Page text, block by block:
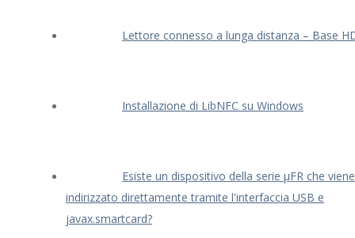
Lettore connesso a lunga distanza – Base
Installazione di LibNFC su Windows
Esiste un dispositivo della serie μFR che viene
indirizzato direttamente tramite l'interfaccia USB e
javax.smartcard?